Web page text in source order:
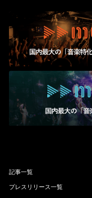
記事一覧
プレスリリース一覧